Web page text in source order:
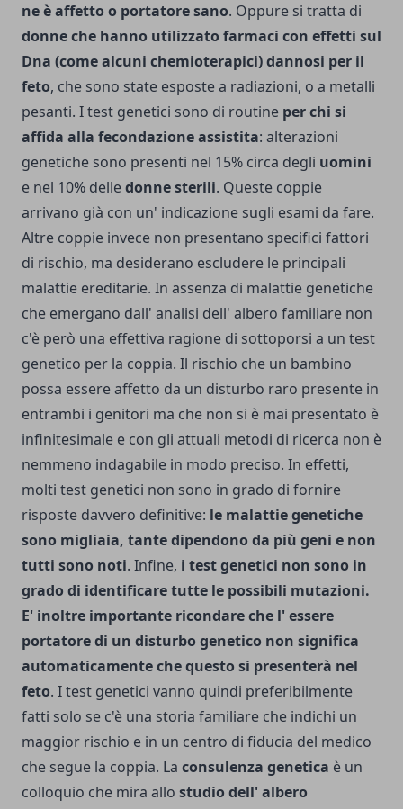
ne è affetto o portatore sano. Oppure si tratta di
donne che hanno utilizzato farmaci con effetti sul
Dna (come alcuni chemioterapici) dannosi per il
feto, che sono state esposte a radiazioni, o a metalli
pesanti. I test ge­netici sono di routine per chi si
affida alla fecondazione assistita: alterazioni
genetiche sono presenti nel 15% circa degli uomini
e nel 10% delledonne sterili. Queste coppie
arrivano già con un' indicazione sugli esami da fare.
Altre coppie invece non presentano specifici fattori
di rischio, ma desiderano escludere le principali
malattie ereditarie. In assenza di malattie genetiche
che emergano dall' analisi dell' albero familiare non
c'è però una effettiva ragione di sottoporsi a un test
genetico per la coppia. Il rischio che un bambino
possa essere affetto da un disturbo raro presente in
entrambi i ge­nitori ma che non si è mai presentato è
infinitesimale e con gli attuali metodi di ricerca non è
nemmeno indagabile in modo preciso. In effetti,
molti test genetici non sono in grado di fornire
risposte davvero definitive: le malattie genetiche
sono migliaia, tante dipendono da più geni e non
tutti sono noti. Infine, i test genetici non sono in
grado di identificare tutte le possibili mutazioni.
E' inoltre importante ricondare che l' essere
portatore di un disturbo genetico non significa
automaticamente che questo si presente­rà nel
feto. I test genetici vanno quindi preferibilmente
fatti solo se c'è una storia familiare che indichi un
maggior rischio e in un centro di fiducia del medico
che segue la coppia. La consulenza genetica è un
col­loquio che mira allo studio dell' albero